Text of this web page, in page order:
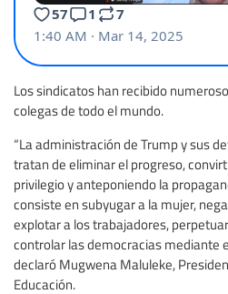
Los sindicatos han recibido
colegas de todo el mundo.
“La administración de Trump y sus
tratan de eliminar el progreso,
privilegio y anteponiendo la
consiste en subyugar a la mujer,
explotar a los trabajadores,
controlar las democracias mediante
declaró Mugwena Maluleke,
Educación.